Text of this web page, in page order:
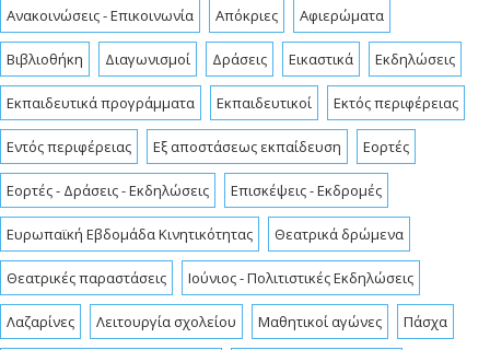
Ανακοινώσεις - Επικοινωνία Απόκριες Αφιερώματα
Βιβλιοθήκη Διαγωνισμοί Δράσεις Εικαστικά Εκδηλώσεις
Εκπαιδευτικά προγράμματα Εκπαιδευτικοί Εκτός περιφέρειας
Εντός περιφέρειας Εξ αποστάσεως εκπαίδευση Εορτές
Εορτές - Δράσεις - Εκδηλώσεις Επισκέψεις - Εκδρομές
Ευρωπαϊκή Εβδομάδα Κινητικότητας Θεατρικά δρώμενα
Θεατρικές παραστάσεις Ιούνιος - Πολιτιστικές Εκδηλώσεις
Λαζαρίνες Λειτουργία σχολείου Μαθητικοί αγώνες Πάσχα